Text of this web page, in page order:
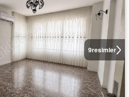
9resimler